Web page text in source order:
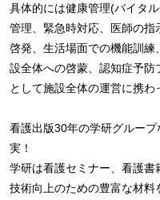
具体的には健康管理(バイタ
管理、緊急時対応、医師の指
啓発、生活場面での機能訓
設全体への啓蒙、認知症予
として施設全体の運営に携わ
看護出版30年の学研グルー
実！
学研は看護セミナー、看護書
技術向上のための豊富な材